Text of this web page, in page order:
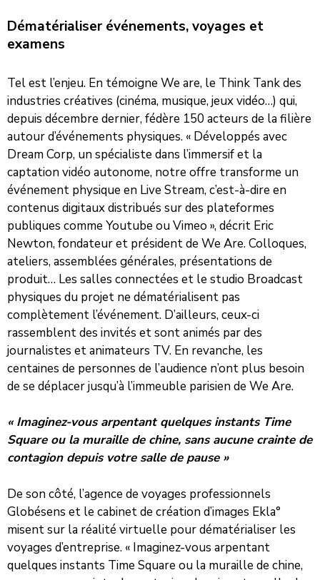
Dématérialiser événements, voyages et
examens
Tel est l’enjeu. En témoigne We are, le Think Tank des
industries créatives (cinéma, musique, jeux vidéo…) qui,
depuis décembre dernier, fédère 150 acteurs de la filière
autour d’événements physiques. « Développés avec
Dream Corp, un spécialiste dans l’immersif et la
captation vidéo autonome, notre offre transforme un
événement physique en Live Stream, c’est-à-dire en
contenus digitaux distribués sur des plateformes
publiques comme Youtube ou Vimeo », décrit Eric
Newton, fondateur et président de We Are. Colloques,
ateliers, assemblées générales, présentations de
produit… Les salles connectées et le studio Broadcast
physiques du projet ne dématérialisent pas
complètement l’événement. D’ailleurs, ceux-ci
rassemblent des invités et sont animés par des
journalistes et animateurs TV. En revanche, les
centaines de personnes de l’audience n’ont plus besoin
de se déplacer jusqu’à l’immeuble parisien de We Are.
« Imaginez-vous arpentant quelques instants Time
Square ou la muraille de chine, sans aucune crainte de
contagion depuis votre salle de pause »
De son côté, l’agence de voyages professionnels
Globésens et le cabinet de création d’images Ekla°
misent sur la réalité virtuelle pour dématérialiser les
voyages d’entreprise. « Imaginez-vous arpentant
quelques instants Time Square ou la muraille de chine,